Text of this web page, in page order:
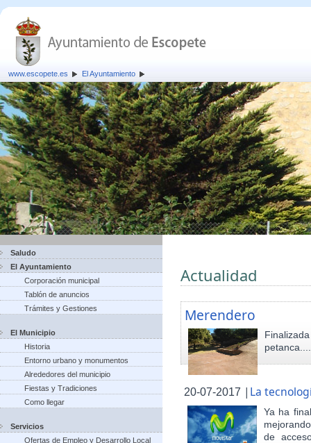
www.escopete.es El Ayuntamiento
Saludo
El Ayuntamiento
Corporación municipal
Tablón de anuncios
Trámites y Gestiones
El Municipio
Historia
Entorno urbano y monumentos
Alrededores del municipio
Fiestas y Tradiciones
Como llegar
Servicios
Ofertas de Empleo y Desarrollo Local
Actualidad
Merendero
20-07-2017 | La
Ya ha
de